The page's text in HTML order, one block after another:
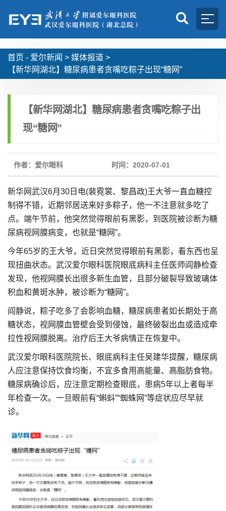
首页 - 爱尔新闻 > 媒体报道 >
【新华网湖北】糖尿病患者贪嘴吃粽子出现“糖网”
【新华网湖北】糖尿病患者贪嘴吃粽子出
现“糖网”
作者：爱尔眼科 时间：2020-07-01
新华网武汉6月30日电(裴霓裳、黎昌政)王大爷一直血糖控
制得不错，近期邻居送来好多粽子，他一不注意就多吃了
点。端午节前，他突然觉得眼前有黑影，到医院被诊断为糖
尿病视网膜病变，也就是“糖网”。
今年65岁的王大爷，近日突然觉得眼前有黑影，看东西也呈
现扭曲状态。武汉爱尔眼科医院眼底病科主任医师阎静检查
发现，他视网膜长出很多新生血管，且部分破裂导致玻璃体
积血和黄斑水肿，被诊断为“糖网”。
阎静说，粽子吃多了会影响血糖，糖尿病患者如长期处于高
糖状态，视网膜血管壁会受到侵蚀，最终破裂出血或造成牵
拉性视网膜脱离。治疗后王大爷病情正在恢复中。
武汉爱尔眼科医院院长、眼底病科主任吴建华提醒，糖尿病
人应注意保持饮食均衡，不宜多食用高能量、高脂肪食物。
糖尿病确诊后，应注意定期检查眼底，患病5年以上者每半
年检查一次。一旦眼前有“蝌蚪”“蜘蛛网”等症状应尽早就
诊。